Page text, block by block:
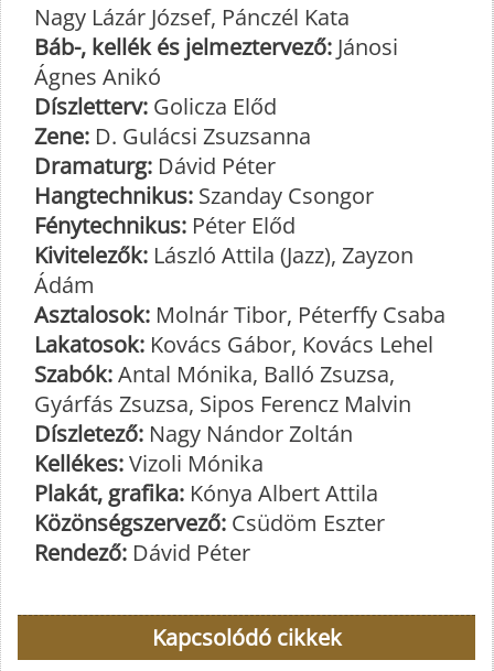
Nagy Lázár József, Pánczél Kata
Báb-, kellék és jelmeztervező: Jánosi
Ágnes Anikó
Díszletterv: Golicza Előd
Zene: D. Gulácsi Zsuzsanna
Dramaturg: Dávid Péter
Hangtechnikus: Szanday Csongor
Fénytechnikus: Péter Előd
Kivitelezők: László Attila (Jazz), Zayzon
Ádám
Asztalosok: Molnár Tibor, Péterffy Csaba
Lakatosok: Kovács Gábor, Kovács Lehel
Szabók:Antal Mónika, Balló Zsuzsa,
Gyárfás Zsuzsa, Sipos Ferencz Malvin
Díszletező: Nagy Nándor Zoltán
Kellékes:Vizoli Mónika
Plakát, grafika: Kónya Albert Attila
Közönségszervező: Csüdöm Eszter
Rendező: Dávid Péter
Kapcsolódó cikkek